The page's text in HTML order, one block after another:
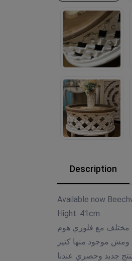
Description
Available now
Hight: 41cm
مختلف مع فلوري هوم
ومش موجود منها كتير
جديد وحصري عندنا